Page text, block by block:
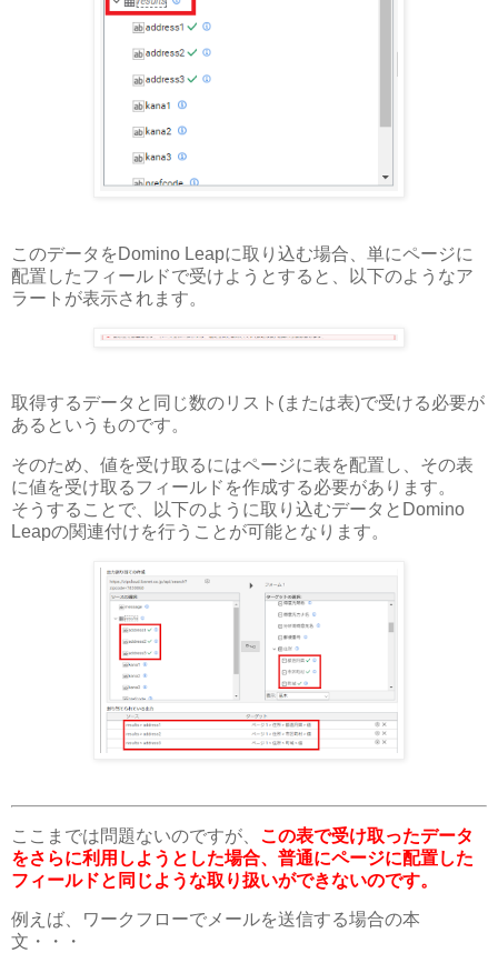
このデータをDomino Leapに取り込む場合、単にページに
配置したフィールドで受けようとすると、以下のようなア
ラートが表示されます。
取得するデータと同じ数のリスト(または表)で受ける必要が
あるというものです。
そのため、値を受け取るにはページに表を配置し、その表
に値を受け取るフィールドを作成する必要があります。
そうすることで、以下のように取り込むデータとDomino
Leapの関連付けを行うことが可能となります。
ここまでは問題ないのですが、 この表で受け取ったデータ
をさらに利用しようとした場合、普通にページに配置した
フィールドと同じような取り扱いができないのです。
例えば、ワークフローでメールを送信する場合の本
文・・・